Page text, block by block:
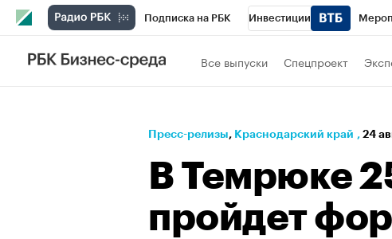
Подписка на РБК Инвестиции
Телеканал
Спецпроекты
Рынок наличной валюты
Все выпуски Спецпроект
Пресс-релизы⁠, Краснодарский край , 24
В Темрюке
пройдет